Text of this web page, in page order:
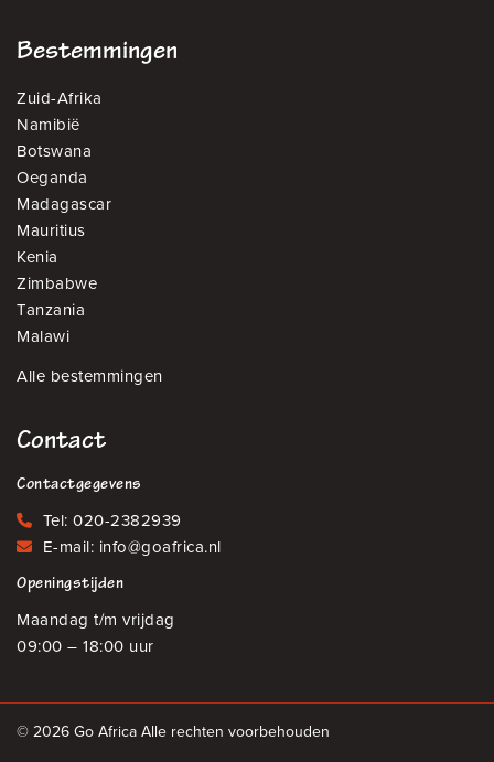
Bestemmingen
Zuid-Afrika
Namibië
Botswana
Oeganda
Madagascar
Mauritius
Kenia
Zimbabwe
Tanzania
Malawi
Alle bestemmingen
Contact
Contactgegevens
Tel: 020-2382939
E-mail: info@goafrica.nl
Openingstijden
Maandag t/m vrijdag
09:00 – 18:00 uur
© 2026 Go Africa Alle rechten voorbehouden